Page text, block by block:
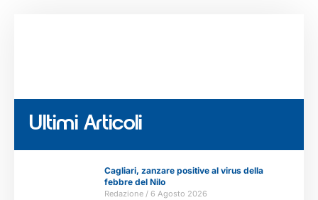
Ultimi Articoli
Cagliari, zanzare positive al virus della
febbre del Nilo
Redazione 6 Agosto 2026